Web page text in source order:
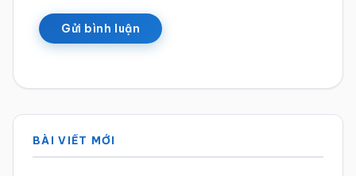
Sidebar
chính
BÀI VIẾT MỚI